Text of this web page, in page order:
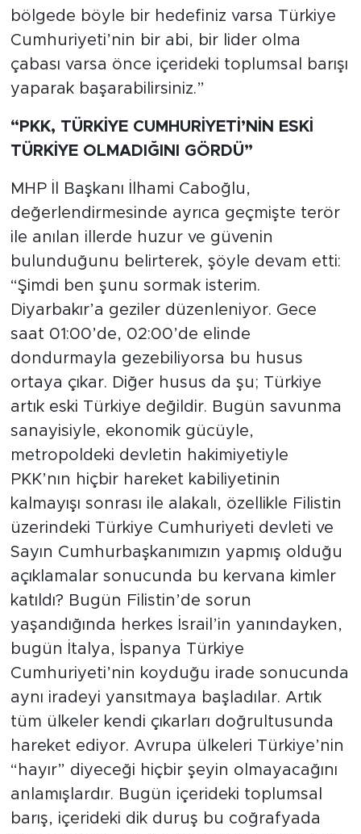
bölgede böyle bir hedefiniz varsa Türkiye
Cumhuriyeti’nin bir abi, bir lider olma
çabası varsa önce içerideki toplumsal barışı
yaparak başarabilirsiniz.”
“PKK, TÜRKİYE CUMHURİYETİ’NİN ESKİ
TÜRKİYE OLMADIĞINI GÖRDÜ”
MHP İl Başkanı İlhami Caboğlu,
değerlendirmesinde ayrıca geçmişte terör
ile anılan illerde huzur ve güvenin
bulunduğunu belirterek, şöyle devam etti:
“Şimdi ben şunu sormak isterim.
Diyarbakır’a geziler düzenleniyor. Gece
saat 01:00’de, 02:00’de elinde
dondurmayla gezebiliyorsa bu husus
ortaya çıkar. Diğer husus da şu; Türkiye
artık eski Türkiye değildir. Bugün savunma
sanayisiyle, ekonomik gücüyle,
metropoldeki devletin hakimiyetiyle
PKK’nın hiçbir hareket kabiliyetinin
kalmayışı sonrası ile alakalı, özellikle Filistin
üzerindeki Türkiye Cumhuriyeti devleti ve
Sayın Cumhurbaşkanımızın yapmış olduğu
açıklamalar sonucunda bu kervana kimler
katıldı? Bugün Filistin’de sorun
yaşandığında herkes İsrail’in yanındayken,
bugün İtalya, İspanya Türkiye
Cumhuriyeti’nin koyduğu irade sonucunda
aynı iradeyi yansıtmaya başladılar. Artık
tüm ülkeler kendi çıkarları doğrultusunda
hareket ediyor. Avrupa ülkeleri Türkiye’nin
“hayır” diyeceği hiçbir şeyin olmayacağını
anlamışlardır. Bugün içerideki toplumsal
barış, içerideki dik duruş bu coğrafyada